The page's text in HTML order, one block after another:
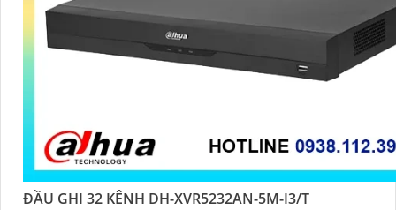
ĐẦU GHI 32 KÊNH DH-XVR5232AN-5M-I3/T